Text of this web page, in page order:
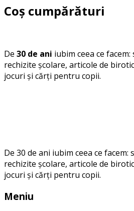
Coș cumpărături
De 30 de ani iubim ceea ce
rechizite școlare, articole de
jocuri și cărți pentru copii.
De 30 de ani iubim ceea ce facem:
rechizite școlare, articole de
jocuri și cărți pentru copii.
Meniu